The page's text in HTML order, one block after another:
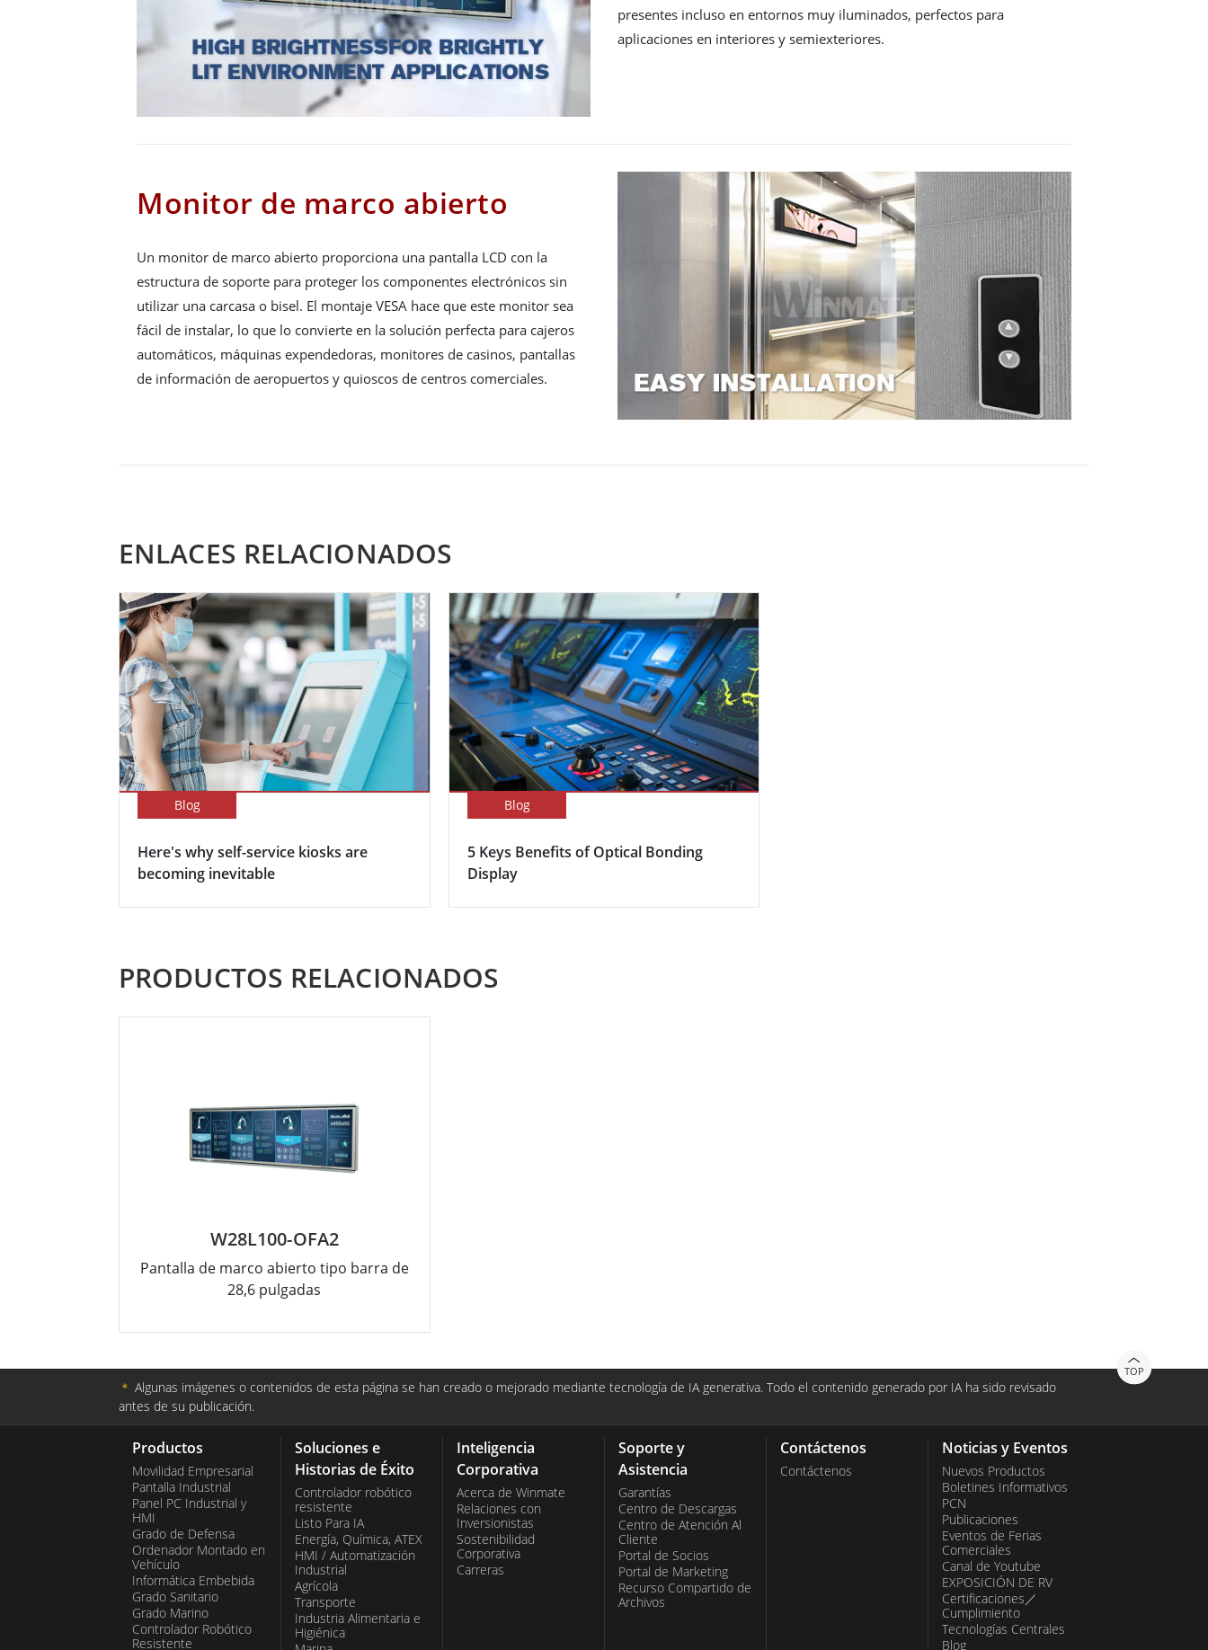
presentes incluso en entornos muy iluminados, perfectos para
aplicaciones en interiores y semiexteriores.
Monitor de marco abierto
Un monitor de marco abierto proporciona una pantalla LCD con la
estructura de soporte para proteger los componentes electrónicos sin
utilizar una carcasa o bisel. El montaje VESA hace que este monitor sea
fácil de instalar, lo que lo convierte en la solución perfecta para cajeros
automáticos, máquinas expendedoras, monitores de casinos, pantallas
de información de aeropuertos y quioscos de centros comerciales.
ENLACES RELACIONADOS
Blog
Here's why self-service kiosks are
becoming inevitable
Blog
5 Keys Benefits of Optical Bonding
Display
PRODUCTOS RELACIONADOS
W28L100-OFA2
Pantalla de marco abierto tipo barra de
28,6 pulgadas
TOP
＊ Algunas imágenes o contenidos de esta página se han creado o mejorado mediante tecnología de IA generativa. Todo el contenido generado por IA ha sido revisado
antes de su publicación.
Productos
Movilidad Empresarial
Pantalla Industrial
Panel PC Industrial y
HMI
Grado de Defensa
Ordenador Montado en
Vehículo
Informática Embebida
Grado Sanitario
Grado Marino
Controlador Robótico
Resistente
Soluciones e
Historias de Éxito
Controlador robótico
resistente
Listo Para IA
Energía, Química, ATEX
HMI / Automatización
Industrial
Agrícola
Transporte
Industria Alimentaria e
Higiénica
Inteligencia
Corporativa
Acerca de Winmate
Relaciones con
Inversionistas
Sostenibilidad
Corporativa
Carreras
Soporte y
Asistencia
Garantías
Centro de Descargas
Centro de Atención Al
Cliente
Portal de Socios
Portal de Marketing
Recurso Compartido de
Archivos
Contáctenos
Contáctenos
Noticias y Eventos
Nuevos Productos
Boletines Informativos
PCN
Publicaciones
Eventos de Ferias
Comerciales
Canal de Youtube
EXPOSICIÓN DE RV
Certificaciones／
Cumplimiento
Tecnologías Centrales
Blog